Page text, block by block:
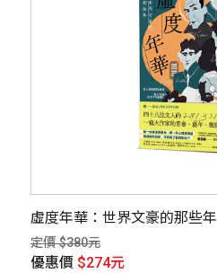
虛度年華：世界文豪的那些年
定價 $380元
優惠價 $274元